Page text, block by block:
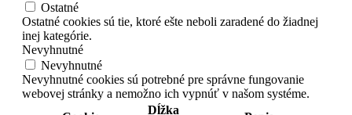
Ostatné
Ostatné cookies sú tie, ktoré ešte neboli zaradené do žiadnej
inej kategórie.
Nevyhnutné
Nevyhnutné
Nevyhnutné cookies sú potrebné pre správne fungovanie
webovej stránky a nemožno ich vypnúť v našom systéme.
Dĺžka